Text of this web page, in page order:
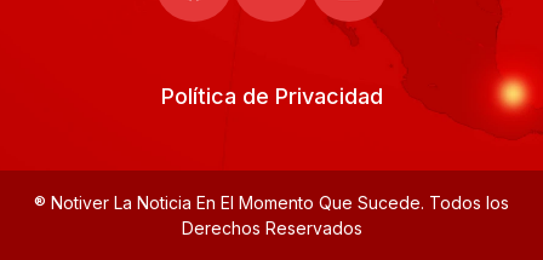
Política de Privacidad
® Notiver La Noticia En El Momento Que Sucede. Todos los
Derechos Reservados